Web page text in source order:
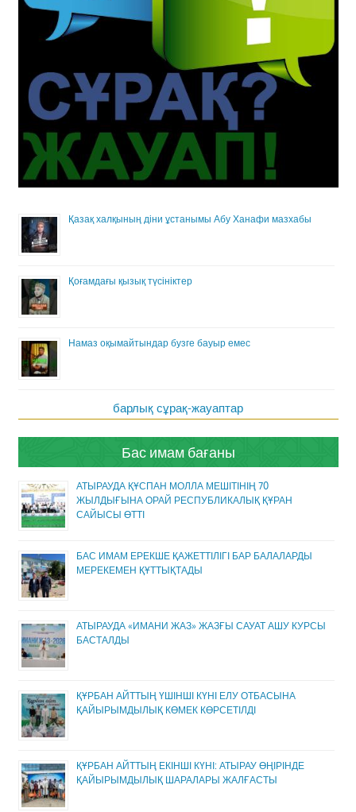
Қазақ халқының діни ұстанымы Абу Ханафи мазхабы
Қоғамдағы қызық түсініктер
Намаз оқымайтындар бузге бауыр емес
барлық сұрақ-жауаптар
Бас имам бағаны
АТЫРАУДА ҚҰСПАН МОЛЛА МЕШІТІНІҢ 70
ЖЫЛДЫҒЫНА ОРАЙ РЕСПУБЛИКАЛЫҚ ҚҰРАН
САЙЫСЫ ӨТТІ
БАС ИМАМ ЕРЕКШЕ ҚАЖЕТТІЛІГІ БАР БАЛАЛАРДЫ
МЕРЕКЕМЕН ҚҰТТЫҚТАДЫ
АТЫРАУДА «ИМАНИ ЖАЗ» ЖАЗҒЫ САУАТ АШУ КУРСЫ
БАСТАЛДЫ
ҚҰРБАН АЙТТЫҢ ҮШІНШІ КҮНІ ЕЛУ ОТБАСЫНА
ҚАЙЫРЫМДЫЛЫҚ КӨМЕК КӨРСЕТІЛДІ
ҚҰРБАН АЙТТЫҢ ЕКІНШІ КҮНІ: АТЫРАУ ӨҢІРІНДЕ
ҚАЙЫРЫМДЫЛЫҚ ШАРАЛАРЫ ЖАЛҒАСТЫ